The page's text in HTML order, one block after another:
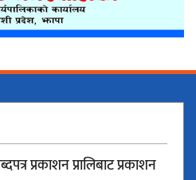
प्रकाशन प्रालिबाट प्रकाशन